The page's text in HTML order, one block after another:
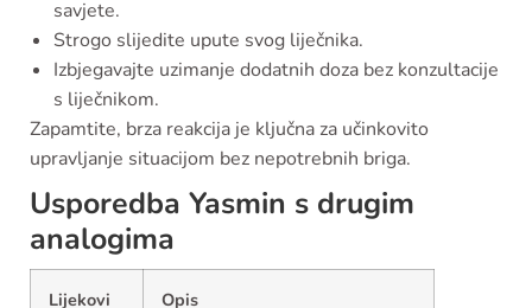
savjete.
Strogo slijedite upute svog liječnika.
Izbjegavajte uzimanje dodatnih doza bez konzultacije
s liječnikom.
Zapamtite, brza reakcija je ključna za učinkovito
upravljanje situacijom bez nepotrebnih briga.
Usporedba Yasmin s drugim
analogima
Lijekovi Opis